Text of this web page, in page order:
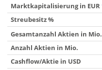
Marktkapitalisierung in EUR
Streubesitz %
Gesamtanzahl Aktien in Mio.
Anzahl Aktien in Mio.
Cashflow/Aktie in USD